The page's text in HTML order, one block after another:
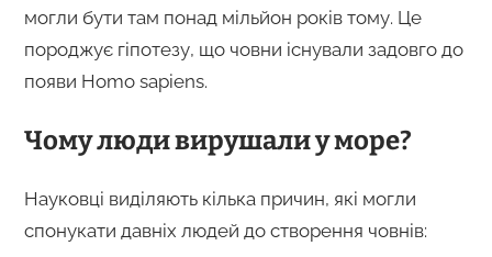
могли бути там понад мільйон років тому. Це
породжує гіпотезу, що човни існували задовго до
появи Homo sapiens.
Чому люди вирушали у море?
Науковці виділяють кілька причин, які могли
спонукати давніх людей до створення човнів: